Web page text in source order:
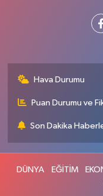
Hava Durumu
Puan Durumu ve
Son Dakika
DÜNYA EĞİTİM